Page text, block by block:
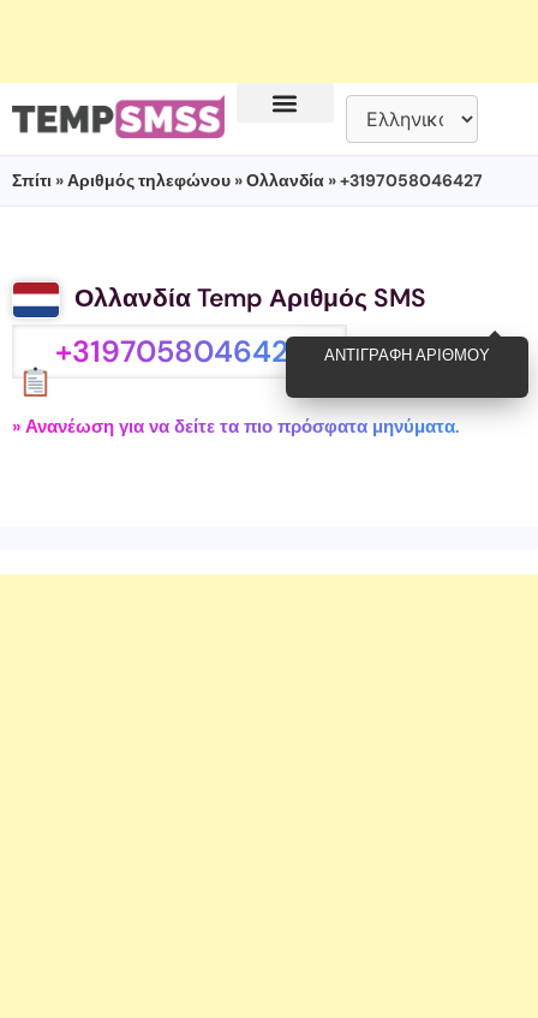
Σπίτι »Αριθμός τηλεφώνου »Ολλανδία » +3197058046427
Ολλανδία Temp Αριθμός SMS
+3197058046427 ΑΝΤΙΓΡΑΦΉ ΑΡΙΘΜΟΎ
» Ανανέωση για να δείτε τα πιο πρόσφατα μηνύματα.